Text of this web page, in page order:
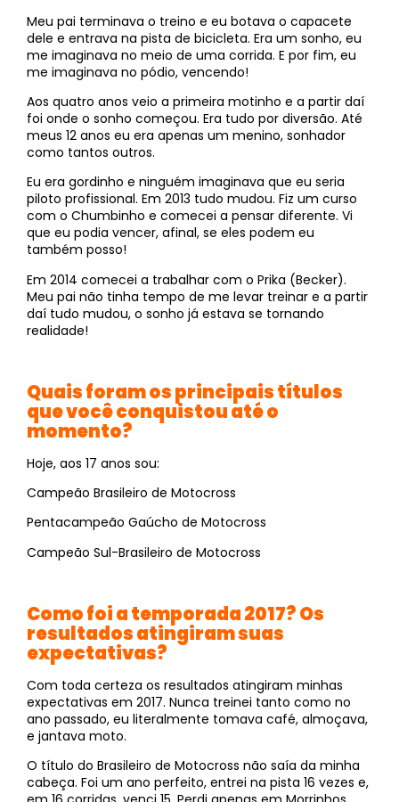
Meu pai terminava o treino e eu botava o capacete
dele e entrava na pista de bicicleta. Era um sonho, eu
me imaginava no meio de uma corrida. E por fim, eu
me imaginava no pódio, vencendo!
Aos quatro anos veio a primeira motinho e a partir daí
foi onde o sonho começou. Era tudo por diversão. Até
meus 12 anos eu era apenas um menino, sonhador
como tantos outros.
Eu era gordinho e ninguém imaginava que eu seria
piloto profissional. Em 2013 tudo mudou. Fiz um curso
com o Chumbinho e comecei a pensar diferente. Vi
que eu podia vencer, afinal, se eles podem eu
também posso!
Em 2014 comecei a trabalhar com o Prika (Becker).
Meu pai não tinha tempo de me levar treinar e a partir
daí tudo mudou, o sonho já estava se tornando
realidade!
Quais foram os principais títulos
que você conquistou até o
momento?
Hoje, aos 17 anos sou:
Campeão Brasileiro de Motocross
Pentacampeão Gaúcho de Motocross
Campeão Sul-Brasileiro de Motocross
Como foi a temporada 2017? Os
resultados atingiram suas
expectativas?
Com toda certeza os resultados atingiram minhas
expectativas em 2017. Nunca treinei tanto como no
ano passado, eu literalmente tomava café, almoçava,
e jantava moto.
O título do Brasileiro de Motocross não saía da minha
cabeça. Foi um ano perfeito, entrei na pista 16 vezes e,